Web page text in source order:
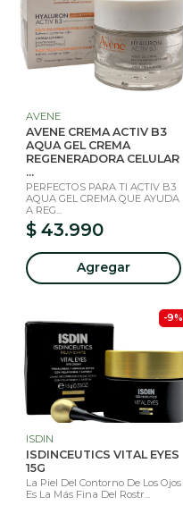
AVENE
AVENE CREMA ACTIV B3
AQUA GEL CREMA
REGENERADORA CELULAR
...
PERFECTOS PARA TI ACTIV B3
AQUA GEL CREMA QUE AYUDA
A REG...
$ 43.990
Agregar
-9%
ISDIN
ISDINCEUTICS VITAL EYES
15G
La Piel Del Contorno De Los Ojos
Es La Más Fina Del Rostr...